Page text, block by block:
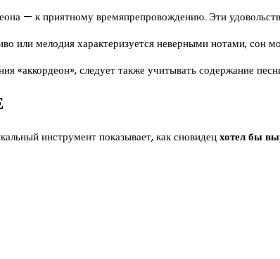
— к приятному времяпрепровождению. Эти
или мелодия характеризуется неверными нотами, сон
«аккордеон», следует также учитывать содержание
инструмент показывает, как сновидецхотел бы